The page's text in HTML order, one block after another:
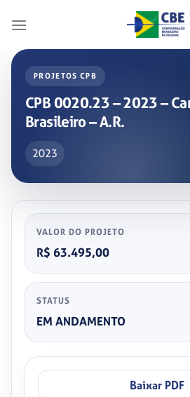
PROJETOS CPB
CPB 0020.23 – 2023 –
Brasileiro – A.R.
2023
VALOR DO PROJETO
R$ 63.495,00
STATUS
EM ANDAMENTO
Baixar PDF